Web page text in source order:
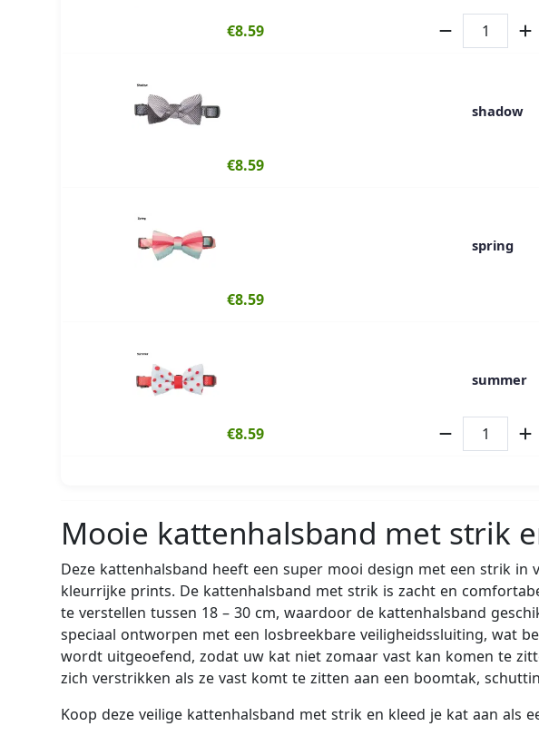
€8.59
shadow
€8.59
spring
€8.59
summer
€8.59
Mooie kattenhalsband met strik
Deze kattenhalsband heeft een super mooi design met een strik
kleurrijke prints. De kattenhalsband met strik is zacht en
te verstellen tussen 18 – 30 cm, waardoor de kattenhalsband
speciaal ontworpen met een losbreekbare veiligheidssluiting, wat
wordt uitgeoefend, zodat uw kat niet zomaar vast kan komen te
zich verstrikken als ze vast komt te zitten aan een boomtak,
Koop deze veilige kattenhalsband met strik en kleed je kat aan